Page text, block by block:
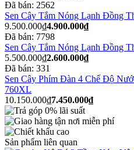
Đã bán: 2562
Sen Cây Tắm Nóng Lạnh Đồng
9.500.000₫4.900.000₫
Đã bán: 7798
Sen Cây Tắm Nóng Lạnh Đồng
5.500.000₫2.600.000₫
Đã bán: 331
Sen Cây Phím Đàn 4 Chế Độ
760XL
10.150.000₫7.450.000₫
Sản phẩm liên quan